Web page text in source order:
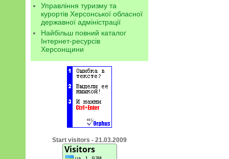
Управління туризму та
курортів Херсонської обласної
державної адміністрації
Найбільш повний каталог
Інтернет-ресурсів
Херсонщини
Start visitors - 21.03.2009